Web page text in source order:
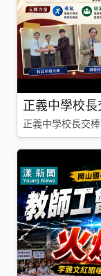
正義中學校長
正義中學校長交